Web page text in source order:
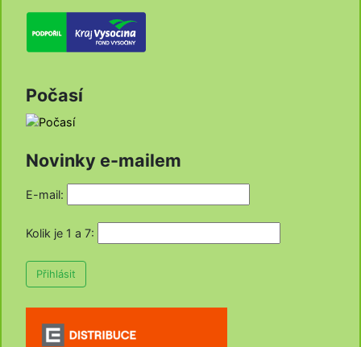
Počasí
Novinky e-mailem
E-mail:
Kolik je 1 a 7:
Přihlásit